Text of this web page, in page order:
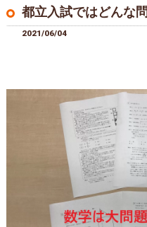
都立入試ではどんな
2021/06/04